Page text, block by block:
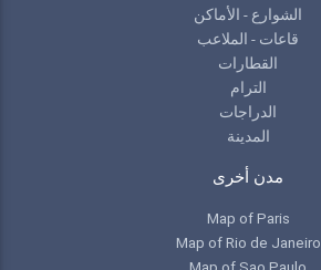
الشوارع - الأماكن
قاعات - الملاعب
القطارات
الترام
الدراجات
المدينة
مدن أخرى
Map of Paris
Map of Rio de Janeiro
Map of Sao Paulo